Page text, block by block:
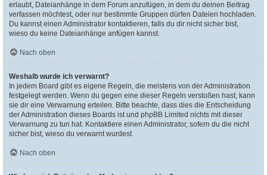
erlaubt, Dateianhänge in dem Forum anzufügen, in dem du deinen Beitrag
verfassen möchtest, oder nur bestimmte Gruppen dürfen Dateien hochladen.
Du kannst einen Administrator kontaktieren, falls du dir nicht sicher bist,
wieso du keine Dateianhänge anfügen kannst.
Nach oben
Weshalb wurde ich verwarnt?
In jedem Board gibt es eigene Regeln, die meistens von der Administration
festgelegt werden. Wenn du gegen eine dieser Regeln verstoßen hast, kann
sie dir eine Verwarnung erteilen. Bitte beachte, dass dies die Entscheidung
der Administration dieses Boards ist und phpBB Limited nichts mit dieser
Verwarnung zu tun hat. Kontaktiere einen Administrator, sofern du die nicht
sicher bist, wieso du verwarnt wurdest.
Nach oben